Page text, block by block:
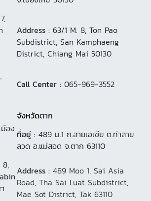
Address : 63/1 M. 8, Ton Pao
Subdistrict, San Kamphaeng
District, Chiang Mai 50130
Call Center : 065-969-3552
จังหวัดตาก
อง ที่อยู่ : 489 ม.1 ถ.สายเอเชีย ต.ท่าสาย
ลวด อ.แม่สอด จ.ตาก 63110
8,
Address : 489 Moo 1, Sai Asia
Road, Tha Sai Luat Subdistrict,
Mae Sot District, Tak 63110